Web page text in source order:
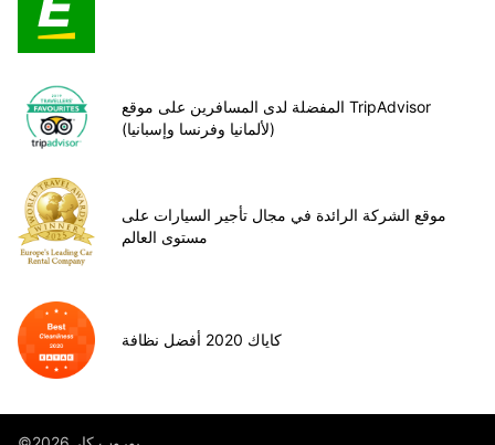
المفضلة لدى المسافرين على موقع TripAdvisor
(لألمانيا وفرنسا وإسبانيا)
موقع الشركة الرائدة في مجال تأجير السيارات على
مستوى العالم
كاياك 2020 أفضل نظافة